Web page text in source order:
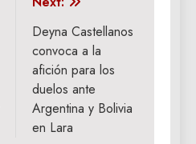
Deyna Castellanos
convoca a la
afición para los
duelos ante
Argentina y Bolivia
en Lara